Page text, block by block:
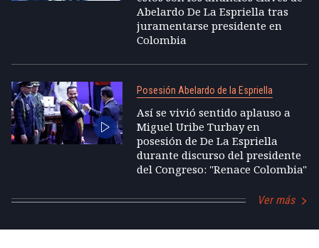
Abelardo De La Espriella tras
juramentarse presidente en
Colombia
Posesión Abelardo de la Espriella
Así se vivió sentido aplauso a
Miguel Uribe Turbay en
posesión de De La Espriella
durante discurso del presidente
del Congreso: "Renace Colombia"
Ver más